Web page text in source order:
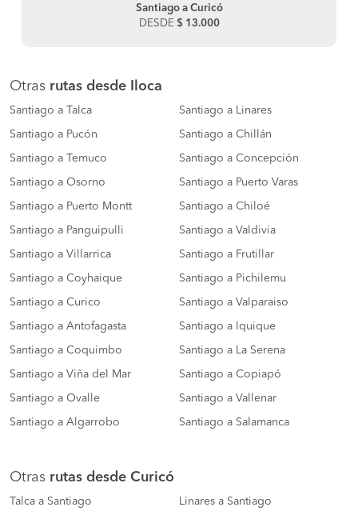
Santiago a Curicó
DESDE $ 13.000
Otras rutas desde Iloca
Santiago a Talca Santiago a Linares
Santiago a Pucón Santiago a Chillán
Santiago a Temuco Santiago a Concepción
Santiago a Osorno Santiago a Puerto Varas
Santiago a Puerto Montt Santiago a Chiloé
Santiago a Panguipulli Santiago a Valdivia
Santiago a Villarrica Santiago a Frutillar
Santiago a Coyhaique Santiago a Pichilemu
Santiago a Curico Santiago a Valparaiso
Santiago a Antofagasta Santiago a Iquique
Santiago a Coquimbo Santiago a La Serena
Santiago a Viña del Mar Santiago a Copiapó
Santiago a Ovalle Santiago a Vallenar
Santiago a Algarrobo Santiago a Salamanca
Otras rutas desde Curicó
Talca a Santiago Linares a Santiago